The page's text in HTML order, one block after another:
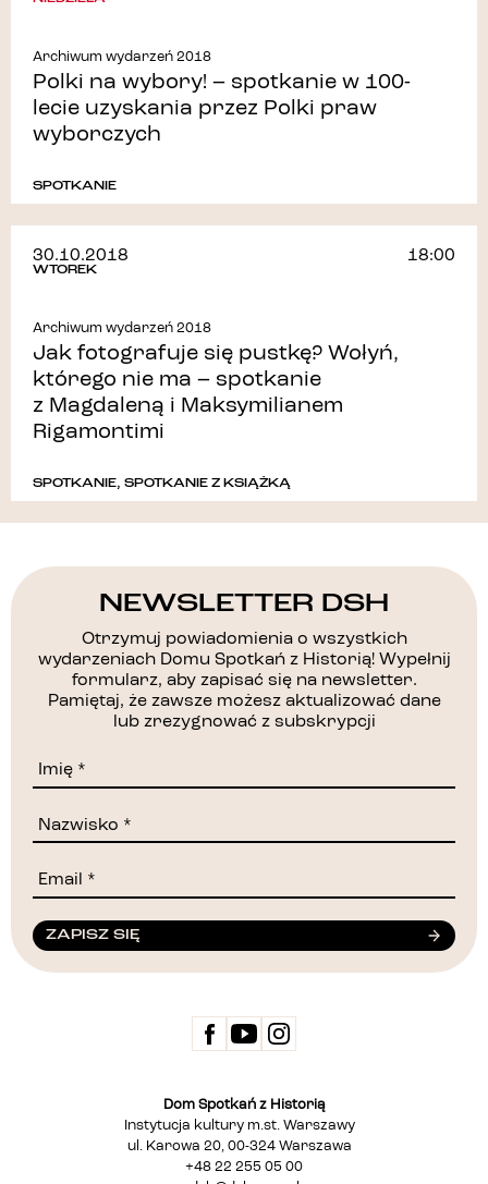
Archiwum wydarzeń 2018
Polki na wybory! – spotkanie w 100-
lecie uzyskania przez Polki praw
wyborczych
SPOTKANIE
30.10.2018
WTOREK
18:00
Archiwum wydarzeń 2018
Jak fotografuje się pustkę? Wołyń,
którego nie ma – spotkanie
z Magdaleną i Maksymilianem
Rigamontimi
SPOTKANIE, SPOTKANIE Z KSIĄŻKĄ
NEWSLETTER DSH
Otrzymuj powiadomienia o wszystkich
wydarzeniach Domu Spotkań z Historią! Wypełnij
formularz, aby zapisać się na newsletter.
Pamiętaj, że zawsze możesz aktualizować dane
lub zrezygnować z subskrypcji
ZAPISZ SIĘ
Dom Spotkań z Historią
Instytucja kultury m.st. Warszawy
ul. Karowa 20, 00-324 Warszawa
+48 22 255 05 00